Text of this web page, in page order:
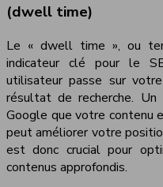
(dwell time)
Le « dwell time », ou
indicateur clé pour le
utilisateur passe sur
résultat de recherche.
Google que votre contenu
peut améliorer votre
est donc crucial pour
contenus approfondis.